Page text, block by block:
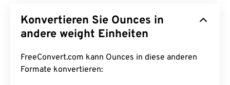
Konvertieren Sie Ounces in
andere weight Einheiten
FreeConvert.com kann Ounces in diese anderen
Formate konvertieren: